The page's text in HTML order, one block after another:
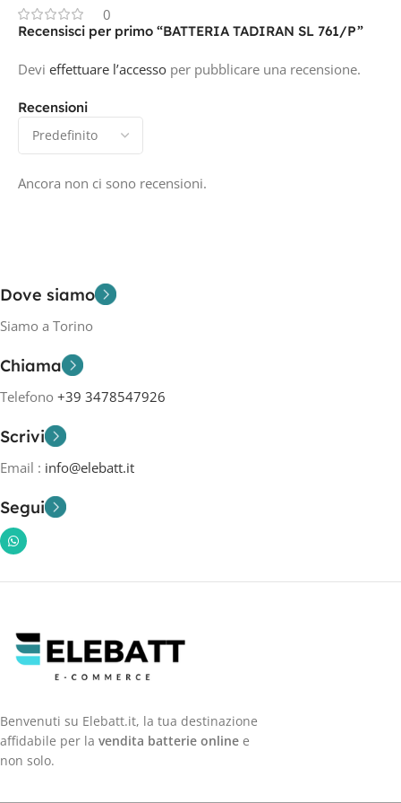
0
Recensioni
Ancora non ci sono recensioni.
Recensisci per primo “BATTERIA TADIRAN SL 761/P”
Devi effettuare l’accesso per pubblicare una recensione.
Dove siamo
Siamo a Torino
Chiama
Telefono +39 3478547926
Scrivi
Email : info@elebatt.it
Segui
Benvenuti su Elebatt.it, la tua destinazione
affidabile per la vendita batterie online e
non solo.